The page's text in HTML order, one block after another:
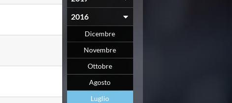
2016
Dicembre
Novembre
Ottobre
Agosto
Luglio